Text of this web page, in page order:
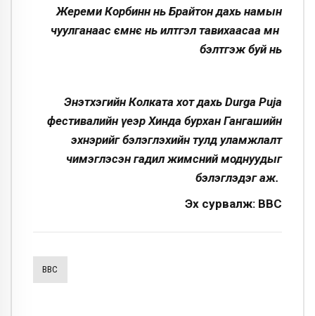
Жереми Корбинн нь Брайтон дахь намын
чуулганаас ємнє нь илтгэл тавихаасаа өмнө
бэлтгэж буй нь
Энэтхэгийн Колката хот дахь Durga Puja
фестивалийн үеэр Хинда бурхан Гангашийн
эхнэрийг бэлэглэхийн тулд уламжлалт
чимэглэсэн гадил жимсний моднуудыг
бэлэглэдэг аж.
Эх сурвалж: BBC
BBC